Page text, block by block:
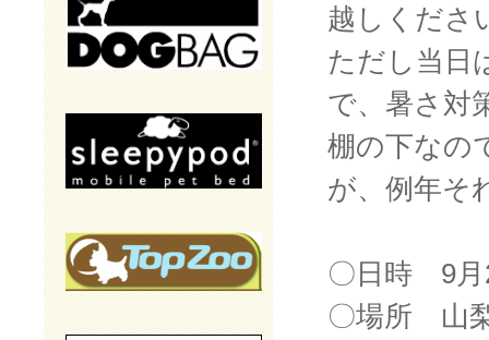
越しくださ
ただし当日
で、暑さ対
棚の下なの
が、例年そ
〇日時 9
〇場所 山